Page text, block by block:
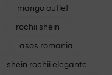
mango outlet
rochii shein
asos romania
shein rochii elegante